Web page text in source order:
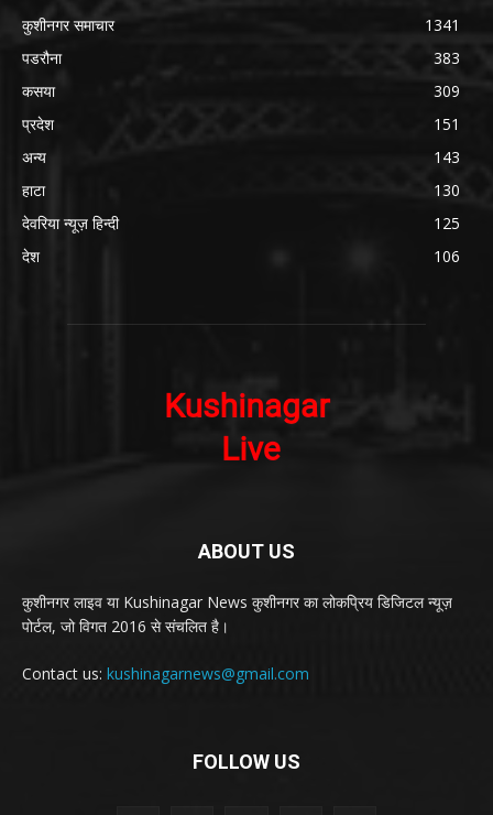
कुशीनगर समाचार
1341
पडरौना
383
कसया
309
प्रदेश
151
अन्य
143
हाटा
130
देवरिया न्यूज़ हिन्दी
125
देश
106
ABOUT US
कुशीनगर लाइव या Kushinagar News कुशीनगर का लोकप्रिय डिजिटल न्यूज़
पोर्टल, जो विगत 2016 से संचलित है।
Contact us: kushinagarnews@gmail.com
FOLLOW US